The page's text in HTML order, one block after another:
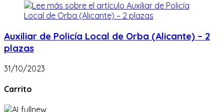
Auxiliar de Policía Local de Orba (Alicante) – 2
plazas
31/10/2023
Carrito